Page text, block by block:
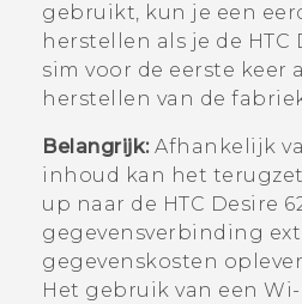
HTC-apparaten & -
VIVERSE
Aanmelden
gebruikt, kun je een
herstellen als je de HTC
sim voor de eerste keer
herstellen van de
Belangrijk:Afhankelijk
inhoud kan het
up naar de HTC Desire
gegevensverbinding
gegevenskosten
Het gebruik van een Wi‍-